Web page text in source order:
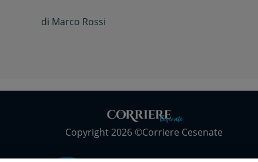
di Marco Rossi
Copyright 2026 ©Corriere Cesenate